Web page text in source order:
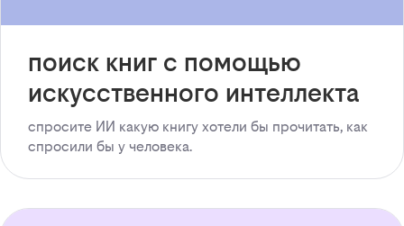
поиск книг с помощью
искусственного интеллекта
спросите ИИ какую книгу хотели бы прочитать, как
спросили бы у человека.